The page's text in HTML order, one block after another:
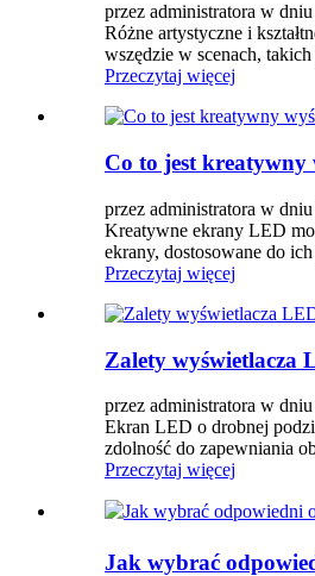
przez administratora w dniu
Różne artystyczne i
wszędzie w scenach,
Przeczytaj więcej
Co to jest kreatywny
przez administratora w
Kreatywne ekrany LED
ekrany, dostosowane do
Przeczytaj więcej
Zalety wyświetlacza
przez administratora w
Ekran LED o drobnej
zdolność do zapewniania
Przeczytaj więcej
Jak wybrać